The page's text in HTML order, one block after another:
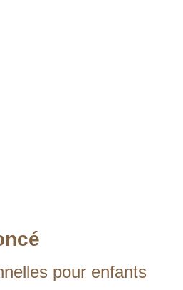
pour enfants